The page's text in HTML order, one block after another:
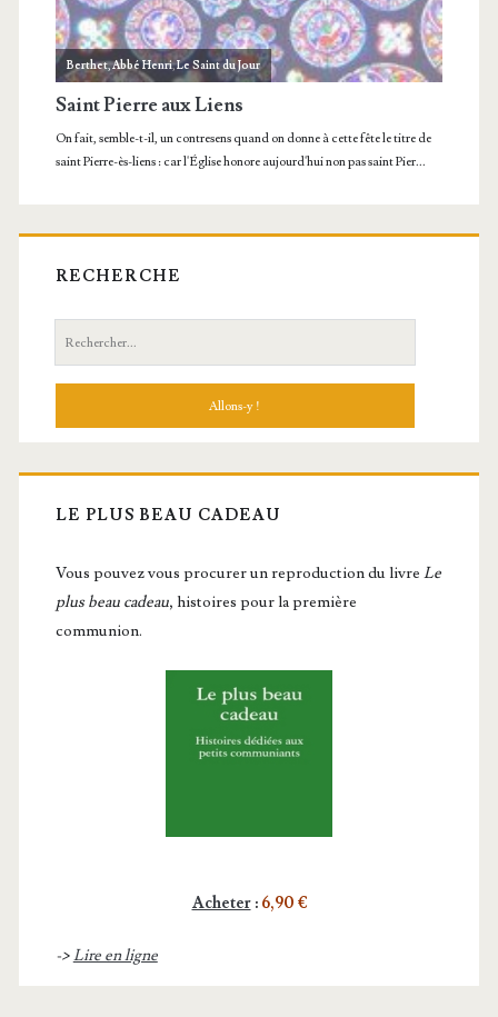
RECHERCHE
Recherche:
LE PLUS BEAU CADEAU
Vous pou­vez vous pro­cu­rer un repro­duc­tion du livre Le
plus beau cadeau, histoires pour la première
communion.
Acheter: 6,90 €
->Lire en ligne